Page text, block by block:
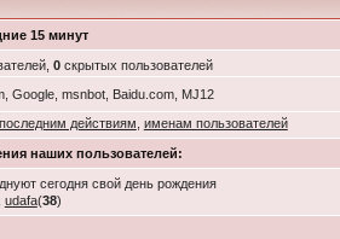
15 минут
0скрытых пользователей
Google, msnbot, Baidu.com, MJ12
последним действиям именам пользователей
наших пользователей:
сегодня свой день рождения
udafa(38)